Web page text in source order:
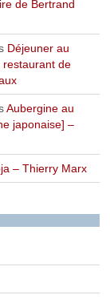
de Bertrand
Déjeuner au
restaurant de
Aubergine au
japonaise] –
– Thierry Marx